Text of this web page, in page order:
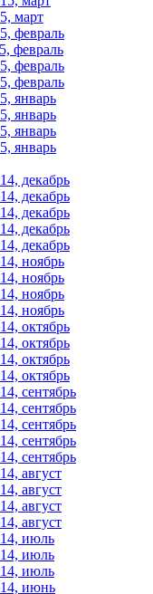
март
февраль
февраль
февраль
февраль
январь
январь
январь
январь
декабрь
декабрь
декабрь
декабрь
декабрь
ноябрь
ноябрь
ноябрь
ноябрь
октябрь
октябрь
октябрь
октябрь
сентябрь
сентябрь
сентябрь
сентябрь
сентябрь
август
август
август
август
июль
июль
июль
июнь